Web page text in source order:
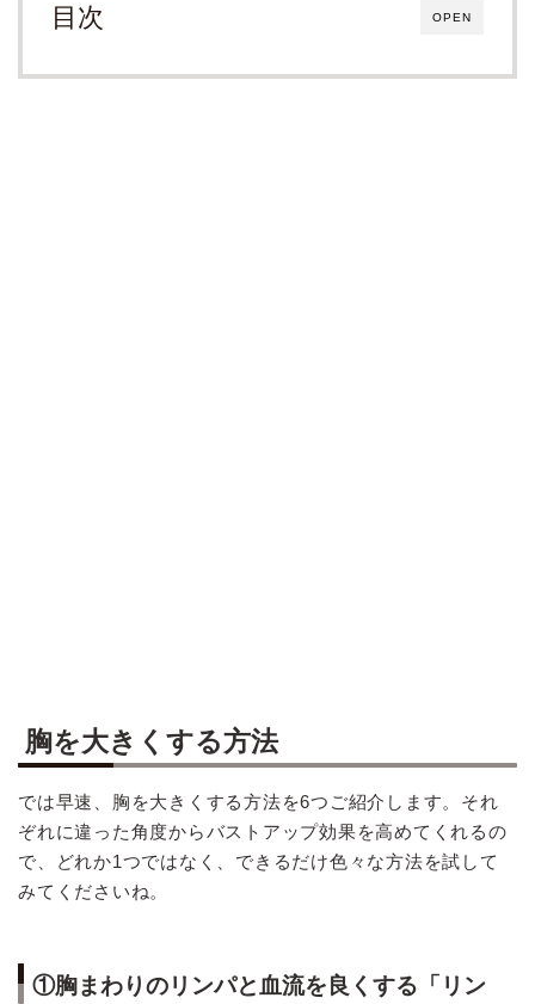
OPEN
目次
胸を大きくする方法
では早速、胸を大きくする方法を6つご紹介します。それ
ぞれに違った角度からバストアップ効果を高めてくれるの
で、どれか1つではなく、できるだけ色々な方法を試して
みてくださいね。
①胸まわりのリンパと血流を良くする「リン